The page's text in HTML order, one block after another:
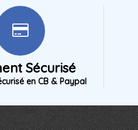
Sécurisé
en CB & Paypal